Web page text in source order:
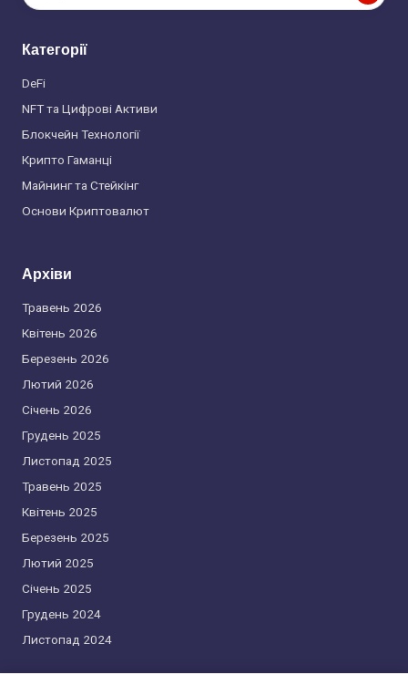
Категорії
DeFi
NFT та Цифрові Активи
Блокчейн Технології
Крипто Гаманці
Майнинг та Стейкінг
Основи Криптовалют
Архіви
Травень 2026
Квітень 2026
Березень 2026
Лютий 2026
Січень 2026
Грудень 2025
Листопад 2025
Травень 2025
Квітень 2025
Березень 2025
Лютий 2025
Січень 2025
Грудень 2024
Листопад 2024